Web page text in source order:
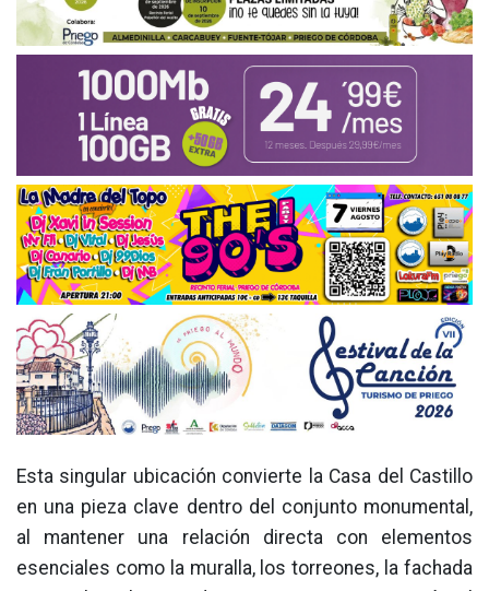
Esta singular ubicación convierte la Casa del Castillo
en una pieza clave dentro del conjunto monumental,
al mantener una relación directa con elementos
esenciales como la muralla, los torreones, la fachada